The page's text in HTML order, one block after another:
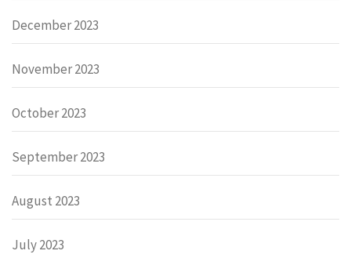
December 2023
November 2023
October 2023
September 2023
August 2023
July 2023